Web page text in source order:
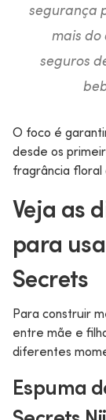
segurança
mais do
seguros
O foco é
desde os
fragrância floral
Veja as
para
Secrets
Para construir
entre mãe e
diferentes
Espuma